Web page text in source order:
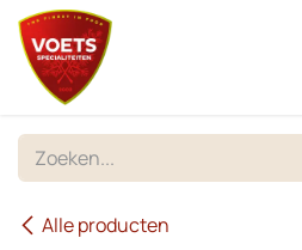
Overslaan naar inhoud
Alle producten